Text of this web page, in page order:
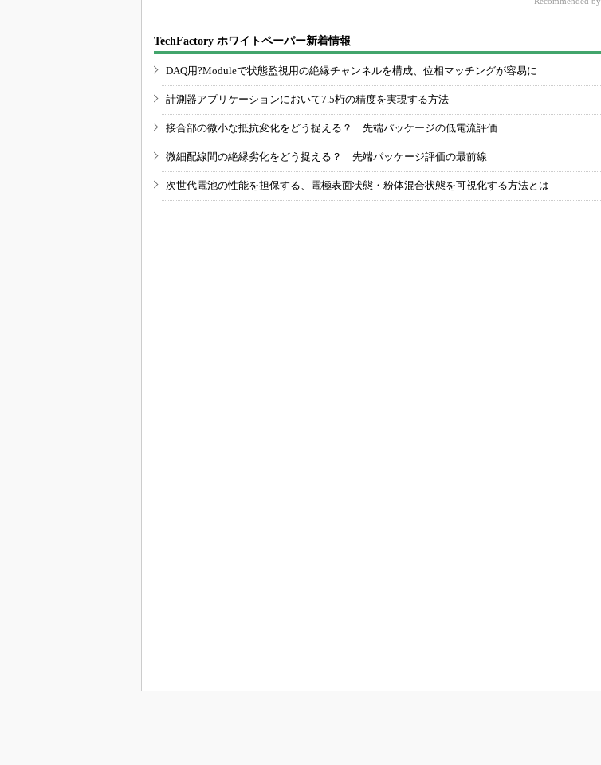
TechFactory ホワイトペーパー新着情報
DAQ用?Moduleで状態監視用の絶縁チャンネルを構成、位相マッチングが容易に
計測器アプリケーションにおいて7.5桁の精度を実現する方法
接合部の微小な抵抗変化をどう捉える？ 先端パッケージの低電流評価
微細配線間の絶縁劣化をどう捉える？ 先端パッケージ評価の最前線
次世代電池の性能を担保する、電極表面状態・粉体混合状態を可視化する方法とは